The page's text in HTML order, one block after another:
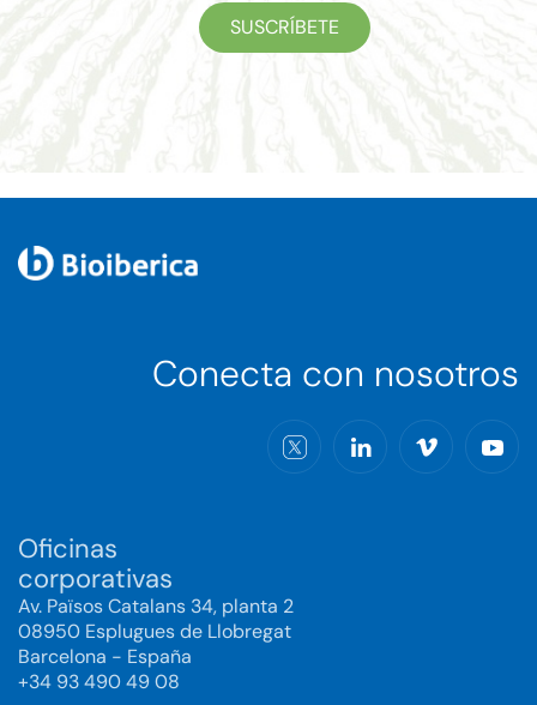
SUSCRÍBETE
Conecta con nosotros
Oficinas
corporativas
Av. Països Catalans 34, planta 2
08950 Esplugues de Llobregat
Barcelona - España
+34 93 490 49 08